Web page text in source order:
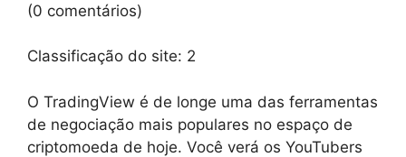
(0 comentários)
Classificação do site: 2
O TradingView é de longe uma das ferramentas
de negociação mais populares no espaço de
criptomoeda de hoje. Você verá os YouTubers